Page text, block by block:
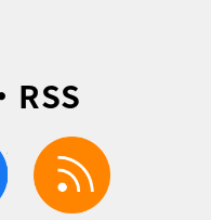
RSS
facebook